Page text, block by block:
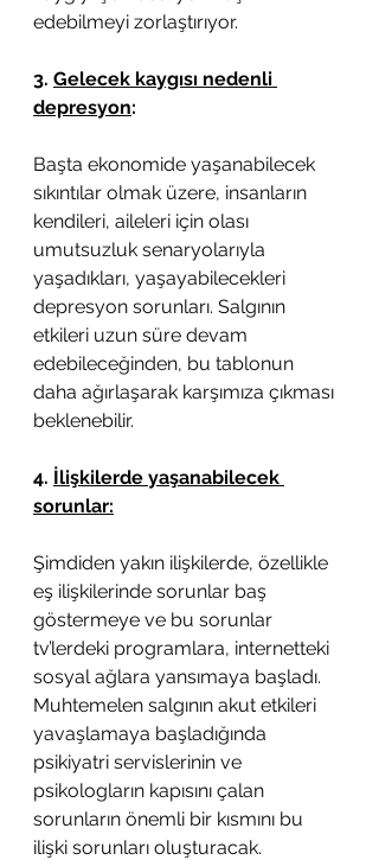
edebilmeyi zorlaştırıyor.
3. Gelecek kaygısı nedenli
depresyon:
Başta ekonomide yaşanabilecek
sıkıntılar olmak üzere, insanların
kendileri, aileleri için olası
umutsuzluk senaryolarıyla
yaşadıkları, yaşayabilecekleri
depresyon sorunları. Salgının
etkileri uzun süre devam
edebileceğinden, bu tablonun
daha ağırlaşarak karşımıza çıkması
beklenebilir.
4. İlişkilerde yaşanabilecek
sorunlar:
Şimdiden yakın ilişkilerde, özellikle
eş ilişkilerinde sorunlar baş
göstermeye ve bu sorunlar
tv’lerdeki programlara, internetteki
sosyal ağlara yansımaya başladı.
Muhtemelen salgının akut etkileri
yavaşlamaya başladığında
psikiyatri servislerinin ve
psikologların kapısını çalan
sorunların önemli bir kısmını bu
ilişki sorunları oluşturacak.